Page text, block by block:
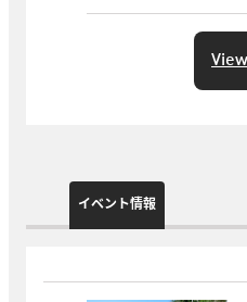
イベント情報